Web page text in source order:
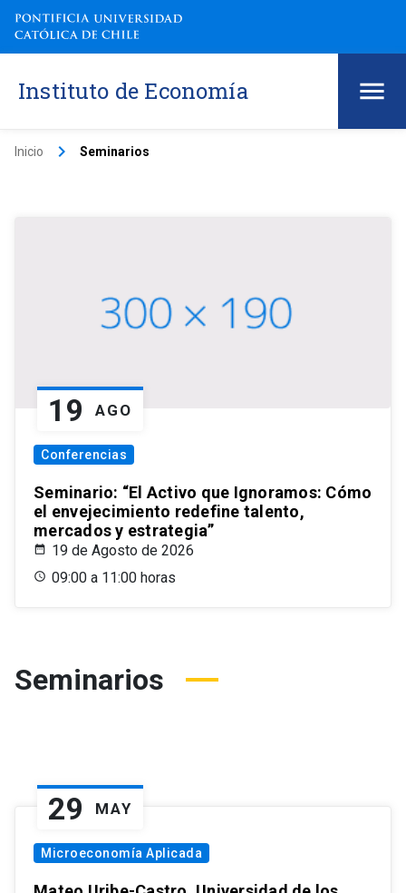
Instituto de Economía
Inicio keyboard_arrow_right Seminarios
19 AGO
Conferencias
Seminario: “El Activo que Ignoramos: Cómo
el envejecimiento redefine talento,
mercados y estrategia”
19 de Agosto de 2026
09:00 a 11:00 horas
Seminarios
29 MAY
Microeconomía Aplicada